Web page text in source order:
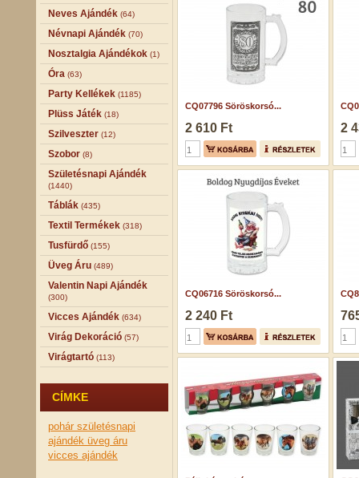
Neves Ajándék (64)
Névnapi Ajándék (70)
Nosztalgia Ajándékok (1)
Óra (63)
Party Kellékek (1185)
Plüss Játék (18)
Szilveszter (12)
Szobor (8)
Születésnapi Ajándék
(1440)
Táblák (435)
Textil Termékek (318)
Tusfürdő (155)
Üveg Áru (489)
Valentin Napi Ajándék
(300)
Vicces Ajándék (634)
Virág Dekoráció (57)
Virágtartó (113)
CÍMKE
pohár születésnapi
ajándék üveg áru
vicces ajándék
CQ07796 Söröskorsó...
2 610 Ft 2
CQ06716 Söröskorsó...
2 240 Ft